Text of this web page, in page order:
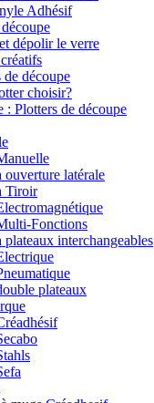
Adhésif
dépolir le verre
découpe
choisir?
: Plotters de découpe
ouverture latérale
Tiroir
Fonctions
plateaux interchangeables
plateaux